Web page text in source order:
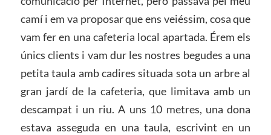
camí i em va proposar que ens veiéssim, cosa que
vam fer en una cafeteria local apartada. Érem els
únics clients i vam dur les nostres begudes a una
petita taula amb cadires situada sota un arbre al
gran jardí de la cafeteria, que limitava amb un
descampat i un riu. A uns 10 metres, una dona
estava asseguda en una taula, escrivint en un